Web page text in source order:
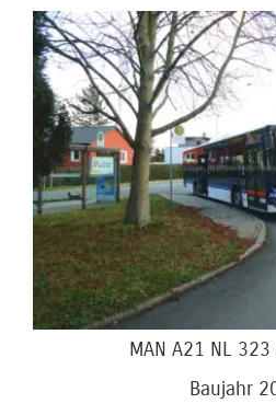
Zeige
grösseres
Bild
MAN A21 NL 323
Baujahr